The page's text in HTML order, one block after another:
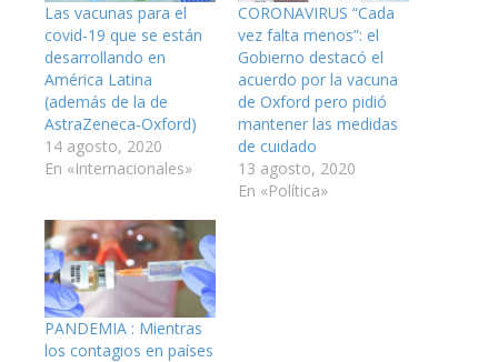
Las vacunas para el
covid-19 que se están
desarrollando en
América Latina
(además de la de
AstraZeneca-Oxford)
14 agosto, 2020
En «Internacionales»
CORONAVIRUS “Cada
vez falta menos”: el
Gobierno destacó el
acuerdo por la vacuna
de Oxford pero pidió
mantener las medidas
de cuidado
13 agosto, 2020
En «Política»
PANDEMIA : Mientras
los contagios en países